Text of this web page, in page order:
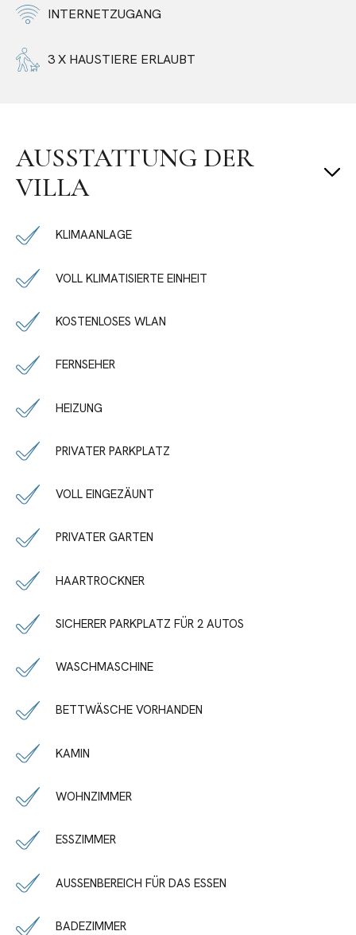
INTERNETZUGANG
3 X HAUSTIERE ERLAUBT
AUSSTATTUNG DER
VILLA
KLIMAANLAGE
VOLL KLIMATISIERTE EINHEIT
KOSTENLOSES WLAN
FERNSEHER
HEIZUNG
PRIVATER PARKPLATZ
VOLL EINGEZÄUNT
PRIVATER GARTEN
HAARTROCKNER
SICHERER PARKPLATZ FÜR 2 AUTOS
WASCHMASCHINE
BETTWÄSCHE VORHANDEN
KAMIN
WOHNZIMMER
ESSZIMMER
AUSSENBEREICH FÜR DAS ESSEN
BADEZIMMER